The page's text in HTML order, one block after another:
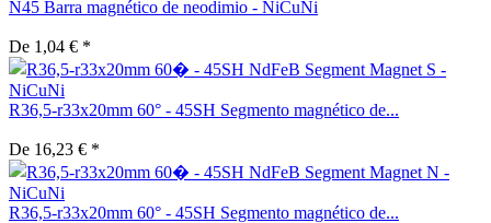
N45 Barra magnético de neodimio - NiCuNi
De 1,04 € *
R36,5-r33x20mm 60° - 45SH Segmento magnético de...
De 16,23 € *
R36,5-r33x20mm 60° - 45SH Segmento magnético de...